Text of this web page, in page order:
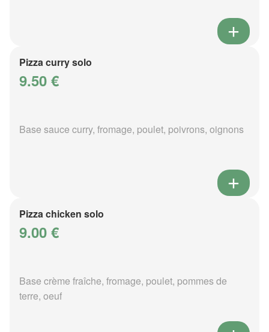
Pizza curry solo
9.50 €
Base sauce curry, fromage, poulet, poivrons, oignons
Pizza chicken solo
9.00 €
Base crème fraîche, fromage, poulet, pommes de
terre, oeuf